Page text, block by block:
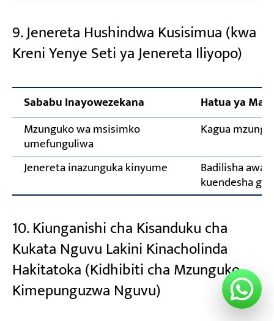
9. Jenereta Hushindwa Kusisimua (kwa
Kreni Yenye Seti ya Jenereta Iliyopo)
Sababu Inayowezekana
Hatua ya
Mzunguko wa msisimko
umefunguliwa
Kagua
Jenereta inazunguka kinyume Badilisha
kuendesha gari
10. Kiunganishi cha Kisanduku cha
Kukata Nguvu Lakini Kinacholinda
Hakitatoka (Kidhibiti cha Mzunguko
Kimepunguzwa Nguvu)